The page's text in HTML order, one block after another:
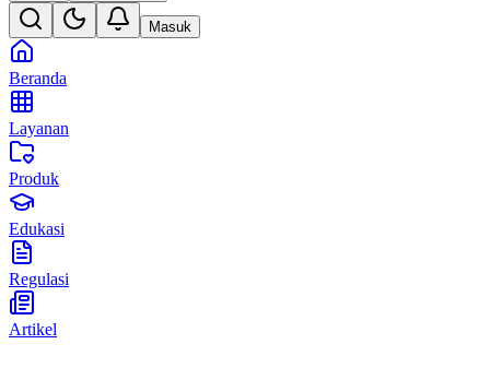
Masuk
Beranda
Layanan
Produk
Edukasi
Regulasi
Artikel